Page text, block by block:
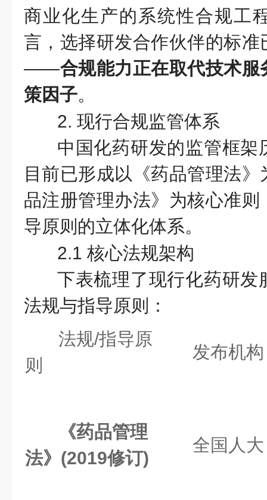
商业化生产的系统性合规工
言，选择研发合作伙伴的标
——合规能力正在取代技术
策因子。
2. 现行合规监管体系
中国化药研发的监管框架
目前已形成以《药品管理法
品注册管理办法》为核心准
导原则的立体化体系。
2.1 核心法规架构
下表梳理了现行化药研发
法规与指导原则：
法规/指导原
则
发布机构
《药品管理
法》(2019修订)
全国人大